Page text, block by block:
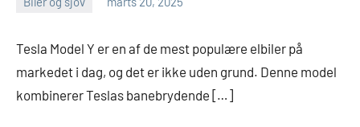
Tesla Model Y er en af de mest populære elbiler på
markedet i dag, og det er ikke uden grund. Denne model
kombinerer Teslas banebrydende […]